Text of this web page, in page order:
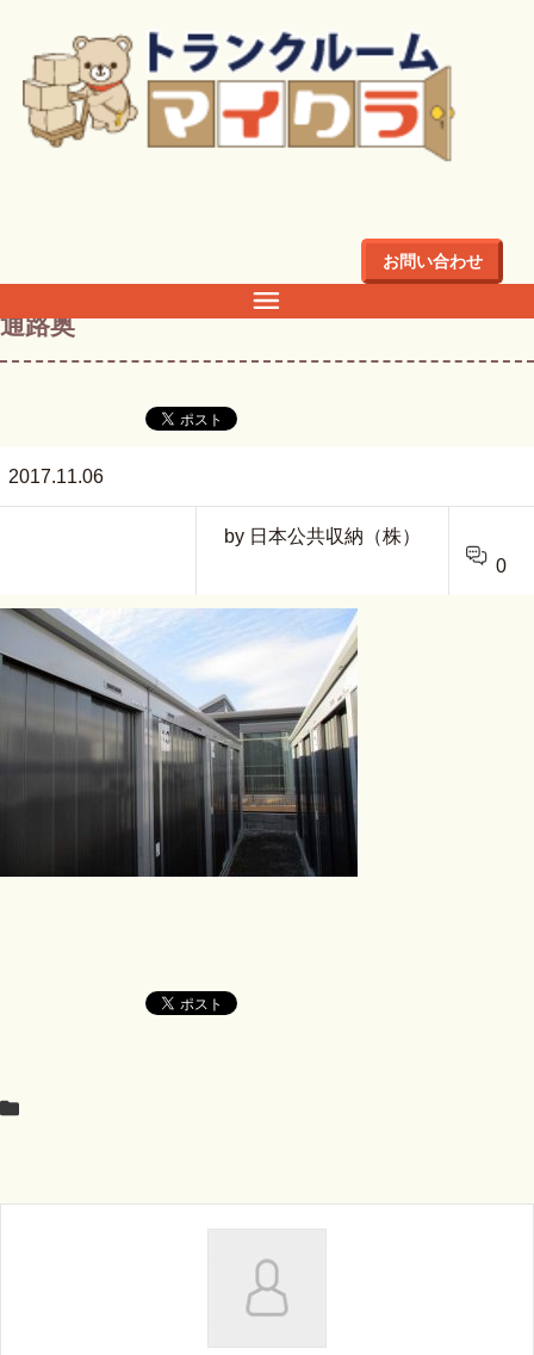
お問い合わせ
川越市笠幡の
通路奥
2017.11.06
by 日本公共収納（株）
0